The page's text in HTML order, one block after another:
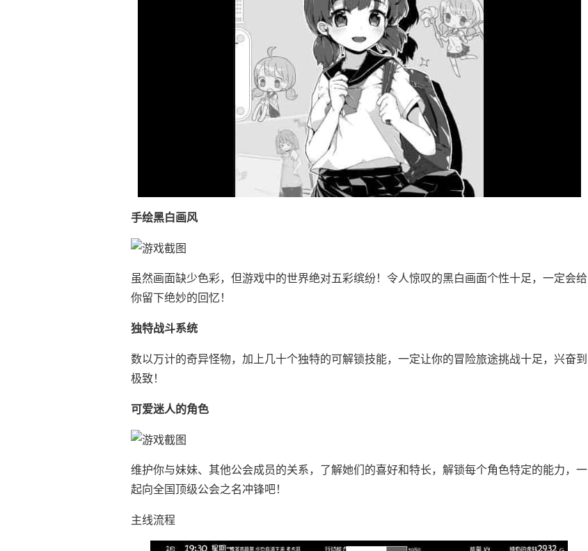
手绘黑白画风
虽然画面缺少色彩，但游戏中的世界绝对五彩缤纷！令人惊叹的黑白画面个性十足，一定会给
你留下绝妙的回忆！
独特战斗系统
数以万计的奇异怪物，加上几十个独特的可解锁技能，一定让你的冒险旅途挑战十足，兴奋到
极致！
可爱迷人的角色
维护你与妹妹、其他公会成员的关系，了解她们的喜好和特长，解锁每个角色特定的能力，一
起向全国顶级公会之名冲锋吧！
主线流程